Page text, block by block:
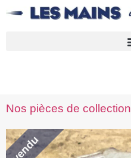
Nos pièces de collection
vendu